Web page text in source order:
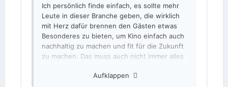
Ich persönlich finde einfach, es sollte mehr
Leute in dieser Branche geben, die wirklich
mit Herz dafür brennen den Gästen etwas
Besonderes zu bieten, um Kino einfach auch
nachhaltig zu machen und fit für die Zukunft
zu machen. Das muss auch nicht immer alles
alles mit Technik zu tun haben.
Aufklappen